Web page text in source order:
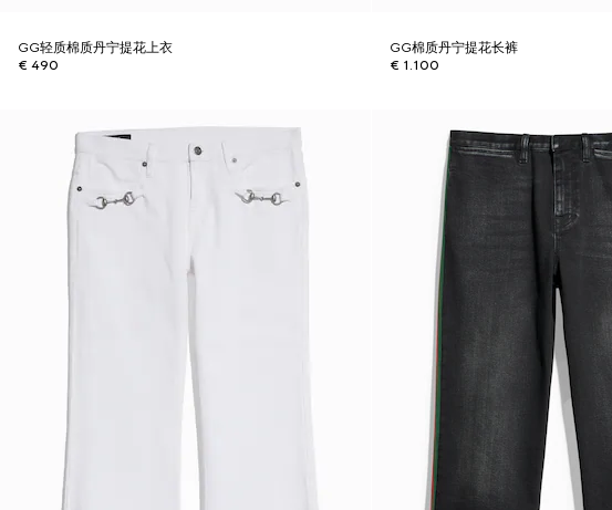
GG轻质棉质丹宁提花上衣
€ 490
GG棉质丹宁提花长裤
€ 1.100